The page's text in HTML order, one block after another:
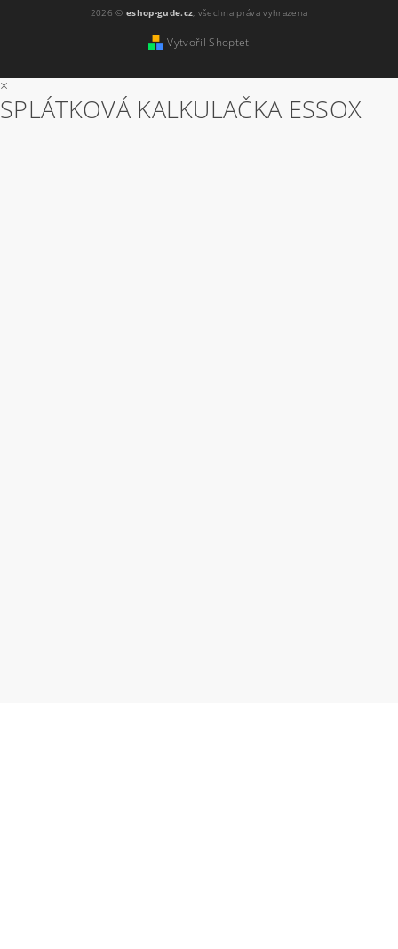
2026 ©eshop-gude.cz, všechna práva vyhrazena
Vytvořil Shoptet
×
SPLÁTKOVÁ KALKULAČKA ESSOX